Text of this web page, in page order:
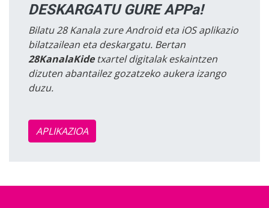
DESKARGATU GURE APPa!
Bilatu 28 Kanala zure Android eta iOS aplikazio
bilatzailean eta deskargatu. Bertan
28KanalaKidetxartel digitalak eskaintzen
dizuten abantailez gozatzeko aukera izango
duzu.
APLIKAZIOA